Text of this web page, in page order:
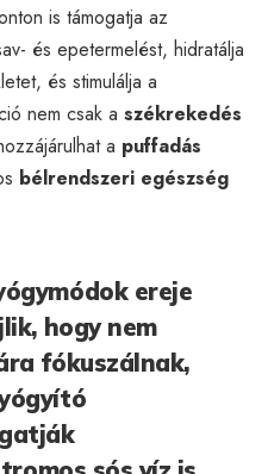
is támogatja az
és epetermelést, hidratálja
és stimulálja a
nem csak a székrekedés
a puffadás
bélrendszeri egészség
ereje
hogy nem
fókuszálnak,